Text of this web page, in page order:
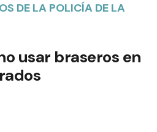
DE LA POLICÍA DE LA
usar braseros en